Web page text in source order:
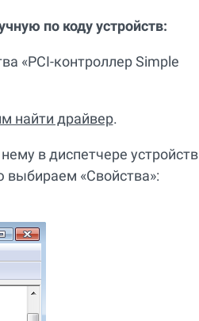
по коду устройств:
«PCI-контроллер Simple
найти драйвер.
в диспетчере устройств
«Свойства»: